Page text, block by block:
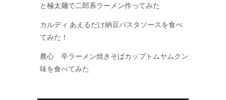
と極太麺で二郎系ラーメン作ってみた
カルディ あえるだけ納豆パスタソースを食べ
てみた！
農心 辛ラーメン焼きそばカップトムヤムクン
味を食べてみた